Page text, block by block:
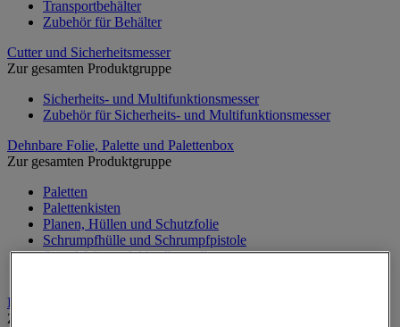
Transportbehälter
Zubehör für Behälter
Cutter und Sicherheitsmesser
Zur gesamten Produktgruppe
Sicherheits- und Multifunktionsmesser
Zubehör für Sicherheits- und Multifunktionsmesser
Dehnbare Folie, Palette und Palettenbox
Zur gesamten Produktgruppe
Paletten
Palettenkisten
Planen, Hüllen und Schutzfolie
Schrumpfhülle und Schrumpfpistole
Stretchfolie und Abrollgestell
Etikett und Markierung
Zur gesamten Produktgruppe